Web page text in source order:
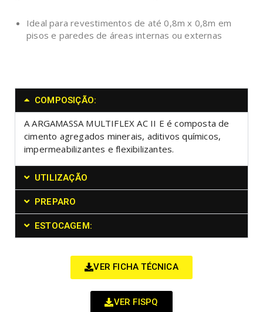
Ideal para revestimentos de até 0,8m x 0,8m em
pisos e paredes de áreas internas ou externas
COMPOSIÇÃO:
A ARGAMASSA MULTIFLEX AC II E é composta de
cimento agregados minerais, aditivos químicos,
impermeabilizantes e flexibilizantes.
UTILIZAÇÃO
PREPARO
ESTOCAGEM:
VER FICHA TÉCNICA
VER FISPQ